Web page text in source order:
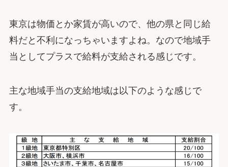
東京は物価とか家賃が高いので、他の県と同じ給
料だと不利になっちゃいますよね。なので地域手
当としてプラスで給料が支給される感じです。
主な地域手当の支給地域は以下のような感じで
す。